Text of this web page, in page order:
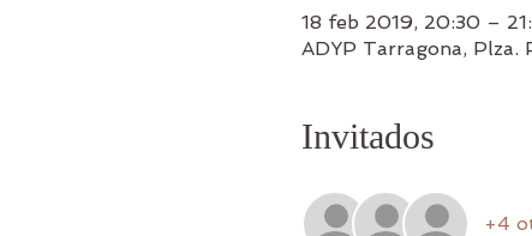
18 feb 2019, 20:30 –
ADYP Tarragona,
Invitados
+4